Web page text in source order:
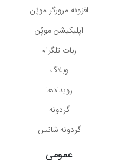
افزونه مرورگر موپُن
اپلیکیشن موپُن
ربات تلگرام
وبلاگ
رویدادها
گردونه
گردونه شانس
عمومی